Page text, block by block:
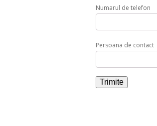
Numarul de telefon
Persoana de contact